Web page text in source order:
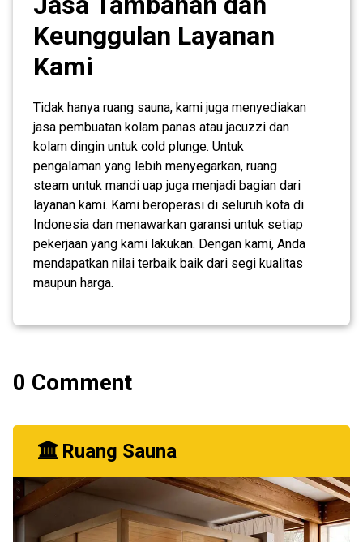
Keunggulan Layanan
Kami
Tidak hanya ruang sauna, kami juga menyediakan
jasa pembuatan kolam panas atau jacuzzi dan
kolam dingin untuk cold plunge. Untuk
pengalaman yang lebih menyegarkan, ruang
steam untuk mandi uap juga menjadi bagian dari
layanan kami. Kami beroperasi di seluruh kota di
Indonesia dan menawarkan garansi untuk setiap
pekerjaan yang kami lakukan. Dengan kami, Anda
mendapatkan nilai terbaik baik dari segi kualitas
maupun harga.
0 Comment
Ruang Sauna